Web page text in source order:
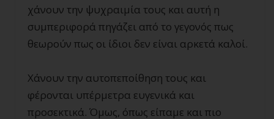
χάνουν την ψυχραιμία τους και αυτή η
συμπεριφορά πηγάζει από το γεγονός πως
θεωρούν πως οι ίδιοι δεν είναι αρκετά καλοί.
Χάνουν την αυτοπεποίθηση τους και
φέρονται υπέρμετρα ευγενικά και
προσεκτικά. Όμως, όπως είπαμε και πιο